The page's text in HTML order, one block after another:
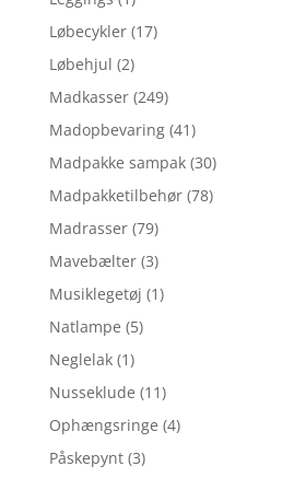
Løbecykler (17)
Løbehjul (2)
Madkasser (249)
Madopbevaring (41)
Madpakke sampak (30)
Madpakketilbehør (78)
Madrasser (79)
Mavebælter (3)
Musiklegetøj (1)
Natlampe (5)
Neglelak (1)
Nusseklude (11)
Ophængsringe (4)
Påskepynt (3)